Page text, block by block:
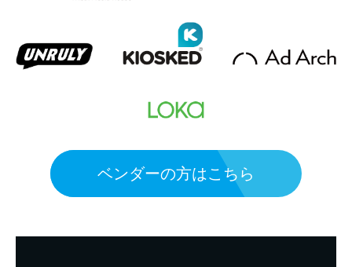
ベンダーの方はこちら